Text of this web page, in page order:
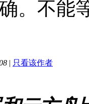
。不能
| 只看该作者